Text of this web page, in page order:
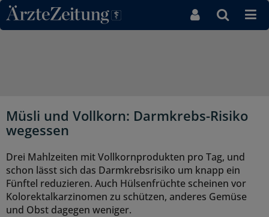
Direkt zum Inhaltsbereich
Müsli und Vollkorn: Darmkrebs-Risiko
wegessen
Drei Mahlzeiten mit Vollkornprodukten pro Tag, und
schon lässt sich das Darmkrebsrisiko um knapp ein
Fünftel reduzieren. Auch Hülsenfrüchte scheinen vor
Kolorektalkarzinomen zu schützen, anderes Gemüse
und Obst dagegen weniger.